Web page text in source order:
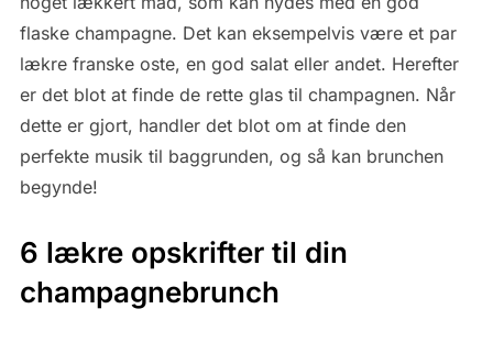
flaske champagne. Det kan eksempelvis være et par
lækre franske oste, en god salat eller andet. Herefter
er det blot at finde de rette glas til champagnen. Når
dette er gjort, handler det blot om at finde den
perfekte musik til baggrunden, og så kan brunchen
begynde!
6 lækre opskrifter til din
champagnebrunch